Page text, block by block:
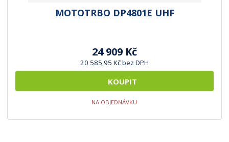
MOTOTRBO DP4801E UHF
24 909 Kč
20 585,95 Kč bez DPH
KOUPIT
NA OBJEDNÁVKU